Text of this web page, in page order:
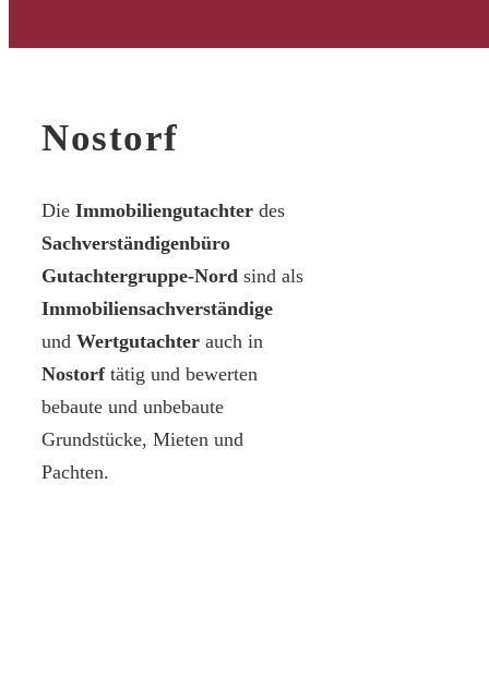
Nostorf
Die Immobiliengutachter des
Sachverständigenbüro
Gutachtergruppe-Nord sind als
Immobiliensachverständige
und Wertgutachter auch in
Nostorftätig und bewerten
bebaute und unbebaute
Grundstücke, Mieten und
Pachten.